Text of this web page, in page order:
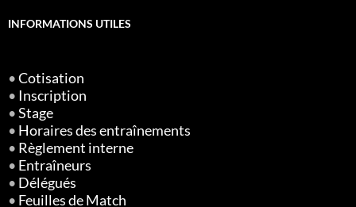
INFORMATIONS UTILES
•Cotisation
• Inscription
•Stage
• Horaires des entraînements
• Règlement interne
• Entraîneurs
• Délégués
• Feuilles de Match